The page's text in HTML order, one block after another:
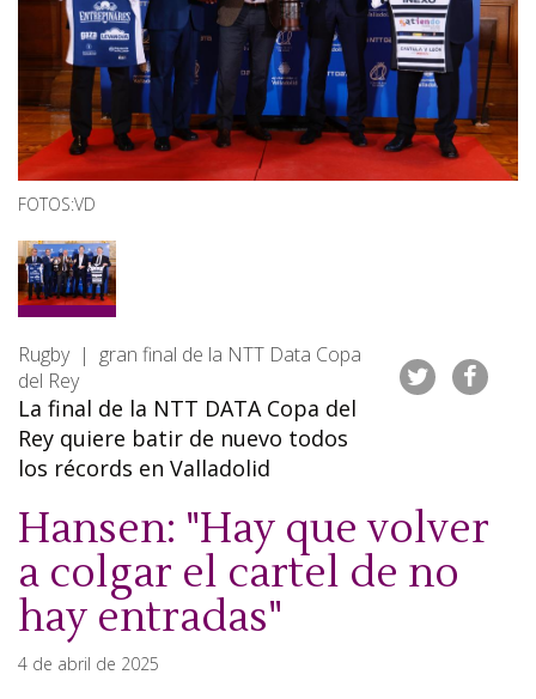
FOTOS:VD
Rugby | gran final de la NTT Data Copa
del Rey
La final de la NTT DATA Copa del
Rey quiere batir de nuevo todos
los récords en Valladolid
Hansen: "Hay que volver
a colgar el cartel de no
hay entradas"
4 de abril de 2025